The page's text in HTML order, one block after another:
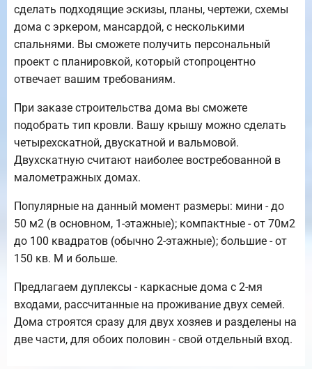
сделать подходящие эскизы, планы, чертежи, схемы
дома с эркером, мансардой, с несколькими
спальнями. Вы сможете получить персональный
проект с планировкой, который стопроцентно
отвечает вашим требованиям.
При заказе строительства дома вы сможете
подобрать тип кровли. Вашу крышу можно сделать
четырехскатной, двускатной и вальмовой.
Двухскатную считают наиболее востребованной в
малометражных домах.
Популярные на данный момент размеры: мини - до
50 м2 (в основном, 1-этажные); компактные - от 70м2
до 100 квадратов (обычно 2-этажные); большие - от
150 кв. М и больше.
Предлагаем дуплексы - каркасные дома с 2-мя
входами, рассчитанные на проживание двух семей.
Дома строятся сразу для двух хозяев и разделены на
две части, для обоих половин - свой отдельный вход.